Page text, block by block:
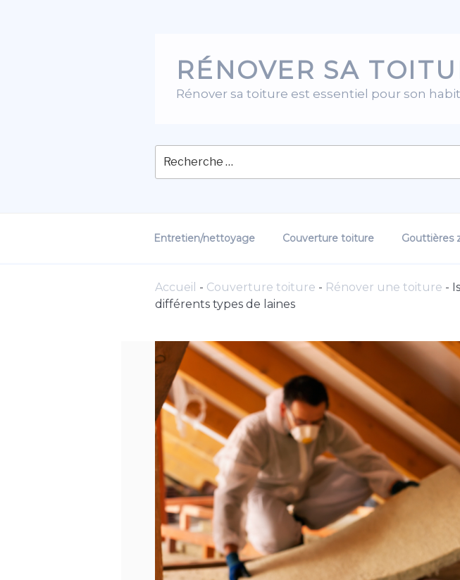
RÉNOVER SA
Rénover sa toiture est essentiel pour son
Entretien/nettoyage Couverture toiture Gouttières
Accueil - Couverture toiture - Rénover une toiture -
différents types de laines